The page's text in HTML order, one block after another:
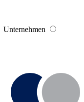
Unternehmen